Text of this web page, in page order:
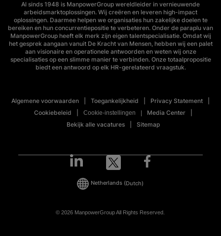
Al sinds 1948 is ManpowerGroup wereldleider in vernieuwende
arbeidsmarktoplossingen. Wij creëren en leveren high-impact
oplossingen. Daarmee helpen we organisaties hun zakelijke doelen te
bereiken en hun concurrentiepositie te verbeteren. Onder de paraplu van
ManpowerGroup heeft elk merk zijn eigen talentspecialisatie. Omdat wij
het gesprek aangaan vanuit De Kracht van Mensen, hebben wij een palet
aan visionaire en operationele antwoorden en weten wij onze
specialisaties op een slimme manier te verbinden. Onze totaalpropositie
biedt een antwoord op elk HR-gerelateerd vraagstuk.
Algemene voorwaarden Toegankelijkheid
Privacy Statement
Cookiebeleid
Cookie-instellingen
Media Center
Bekijk alle vacatures
Sitemap
© 2026 ManpowerGroup All Rights Reserved.
Netherlands (Dutch)